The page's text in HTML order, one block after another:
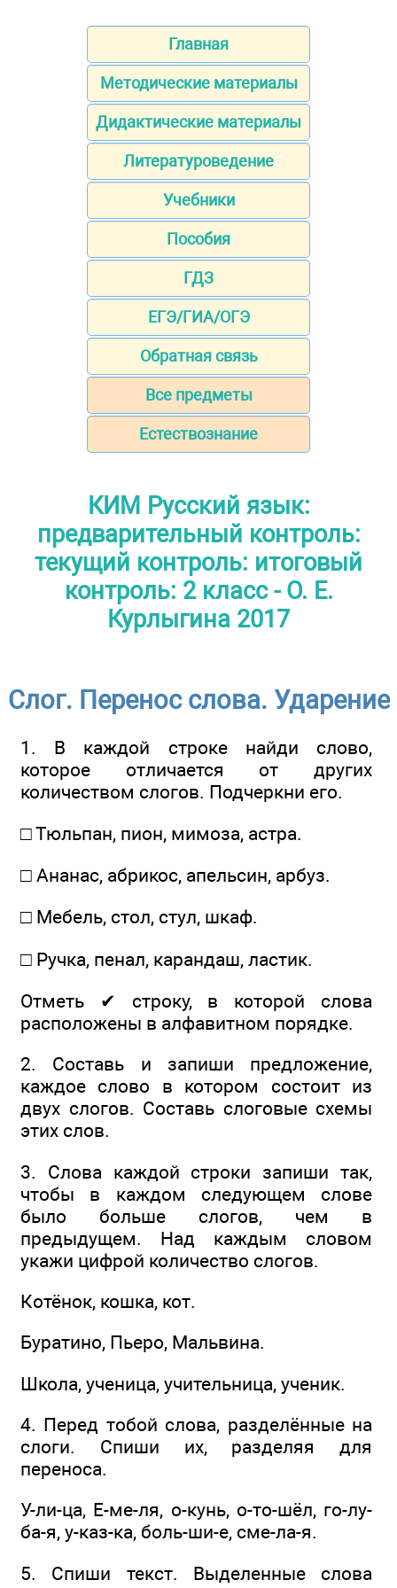
Главная
Методические материалы
Дидактические материалы
Литературоведение
Учебники
Пособия
ГДЗ
ЕГЭ/ГИА/ОГЭ
Обратная связь
Все предметы
Естествознание
КИМ Русский язык:
предварительный контроль:
текущий контроль: итоговый
контроль: 2 класс - О. Е.
Курлыгина 2017
Слог. Перенос слова. Ударение
1. В каждой строке найди слово,
которое отличается от других
количеством слогов. Подчеркни его.
□ Тюльпан, пион, мимоза, астра.
□ Ананас, абрикос, апельсин, арбуз.
□ Мебель, стол, стул, шкаф.
□ Ручка, пенал, карандаш, ластик.
Отметь ✔ строку, в которой слова
расположены в алфавитном порядке.
2. Составь и запиши предложение,
каждое слово в котором состоит из
двух слогов. Составь слоговые схемы
этих слов.
3. Слова каждой строки запиши так,
чтобы в каждом следующем слове
было больше слогов, чем в
предыдущем. Над каждым словом
укажи цифрой количество слогов.
Котёнок, кошка, кот.
Буратино, Пьеро, Мальвина.
Школа, ученица, учительница, ученик.
4. Перед тобой слова, разделённые на
слоги. Спиши их, разделяя для
переноса.
У-ли-ца, Е-ме-ля, о-кунь, о-то-шёл, го-лу-
ба-я, у-каз-ка, боль-ши-е, сме-ла-я.
5. Спиши текст. Выделенные слова